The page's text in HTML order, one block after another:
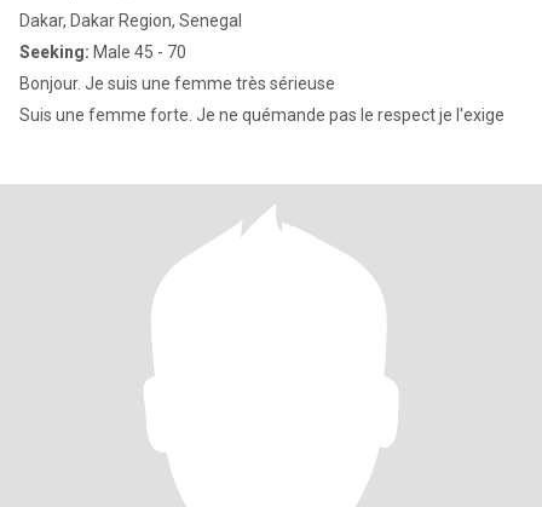
Dakar, Dakar Region, Senegal
Seeking: Male 45 - 70
Bonjour. Je suis une femme très sérieuse
Suis une femme forte. Je ne quémande pas le respect je l'exige